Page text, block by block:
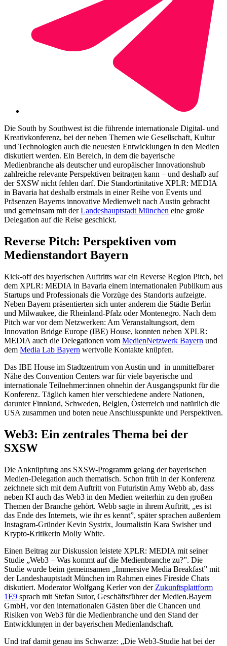
Die South by Southwest ist die führende internationale Digital- und
Kreativkonferenz, bei der neben Themen wie Gesellschaft, Kultur
und Technologien auch die neuesten Entwicklungen in den Medien
diskutiert werden. Ein Bereich, in dem die bayerische
Medienbranche als deutscher und europäischer Innovationshub
zahlreiche relevante Perspektiven beitragen kann – und deshalb auf
der SXSW nicht fehlen darf. Die Standortinitative XPLR: MEDIA
in Bavaria hat deshalb erstmals in einer Reihe von Events und
Präsenzen Bayerns innovative Medienwelt nach Austin gebracht
und gemeinsam mit derLandeshauptstadt München eine große
Delegation auf die Reise geschickt.
Reverse Pitch: Perspektiven vom
Medienstandort Bayern
Kick-off des bayerischen Auftritts war ein Reverse Region Pitch, bei
dem XPLR: MEDIA in Bavaria einem internationalen Publikum aus
Startups und Professionals die Vorzüge des Standorts aufzeigte.
Neben Bayern präsentierten sich unter anderem die Städte Berlin
und Milwaukee, die Rheinland-Pfalz oder Montenegro. Nach dem
Pitch war vor dem Netzwerken: Am Veranstaltungsort, dem
Innovation Bridge Europe (IBE) House, konnten neben XPLR:
MEDIA auch die Delegationen vom MedienNetzwerk Bayern und
dem Media Lab Bayern wertvolle Kontakte knüpfen.
Das IBE House im Stadtzentrum von Austin und in unmittelbarer
Nähe des Convention Centers war für viele bayerische und
internationale Teilnehmer:innen ohnehin der Ausgangspunkt für die
Konferenz. Täglich kamen hier verschiedene andere Nationen,
darunter Finnland, Schweden, Belgien, Österreich und natürlich die
USA zusammen und boten neue Anschlusspunkte und Perspektiven.
Web3: Ein zentrales Thema bei der
SXSW
Die Anknüpfung ans SXSW-Programm gelang der bayerischen
Medien-Delegation auch thematisch. Schon früh in der Konferenz
zeichnete sich mit dem Auftritt von Futuristin Amy Webb ab, dass
neben KI auch das Web3 in den Medien weiterhin zu den großen
Themen der Branche gehört. Webb sagte in ihrem Auftritt, „es ist
das Ende des Internets, wie ihr es kennt”, später sprachen außerdem
Instagram-Gründer Kevin Systrix, Journalistin Kara Swisher und
Krypto-Kritikerin Molly White.
Einen Beitrag zur Diskussion leistete XPLR: MEDIA mit seiner
Studie „Web3 – Was kommt auf die Medienbranche zu?”. Die
Studie wurde beim gemeinsamen „Immersive Media Breakfast” mit
der Landeshauptstadt München im Rahmen eines Fireside Chats
diskutiert. Moderator Wolfgang Kerler von der Zukunftsplattform
1E9 sprach mit Stefan Sutor, Geschäftsführer der Medien.Bayern
GmbH, vor den internationalen Gästen über die Chancen und
Risiken von Web3 für die Medienbranche und den Stand der
Entwicklungen in der bayerischen Medienlandschaft.
Und traf damit genau ins Schwarze: „Die Web3-Studie hat bei der